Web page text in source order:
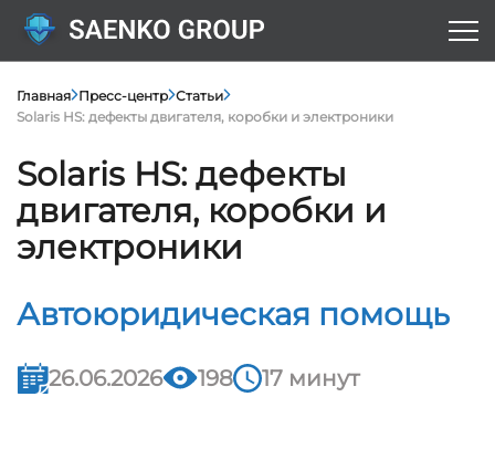
Главная Пресс-центр Статьи
Solaris HS: дефекты двигателя, коробки и электроники
Solaris HS: дефекты
двигателя, коробки и
электроники
Автоюридическая помощь
26.06.2026 198 17 минут